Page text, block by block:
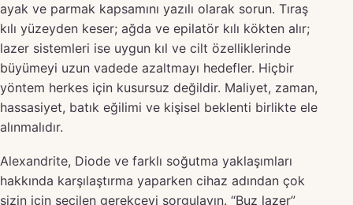
ayak ve parmak kapsamını yazılı olarak sorun. Tıraş
kılı yüzeyden keser; ağda ve epilatör kılı kökten alır;
lazer sistemleri ise uygun kıl ve cilt özelliklerinde
büyümeyi uzun vadede azaltmayı hedefler. Hiçbir
yöntem herkes için kusursuz değildir. Maliyet, zaman,
hassasiyet, batık eğilimi ve kişisel beklenti birlikte ele
alınmalıdır.
Alexandrite, Diode ve farklı soğutma yaklaşımları
hakkında karşılaştırma yaparken cihaz adından çok
sizin için seçilen gerekçeyi sorgulayın. “Buz lazer”